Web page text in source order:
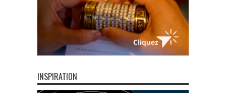
INSPIRATION